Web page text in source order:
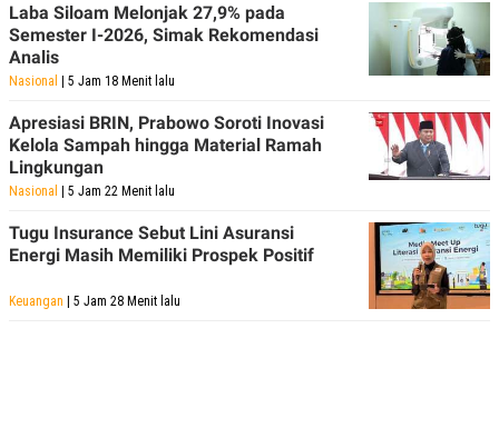
Laba Siloam Melonjak 27,9% pada
Semester I-2026, Simak Rekomendasi
Analis
Nasional | 5 Jam 18 Menit lalu
Apresiasi BRIN, Prabowo Soroti Inovasi
Kelola Sampah hingga Material Ramah
Lingkungan
Nasional | 5 Jam 22 Menit lalu
Tugu Insurance Sebut Lini Asuransi
Energi Masih Memiliki Prospek Positif
Keuangan | 5 Jam 28 Menit lalu